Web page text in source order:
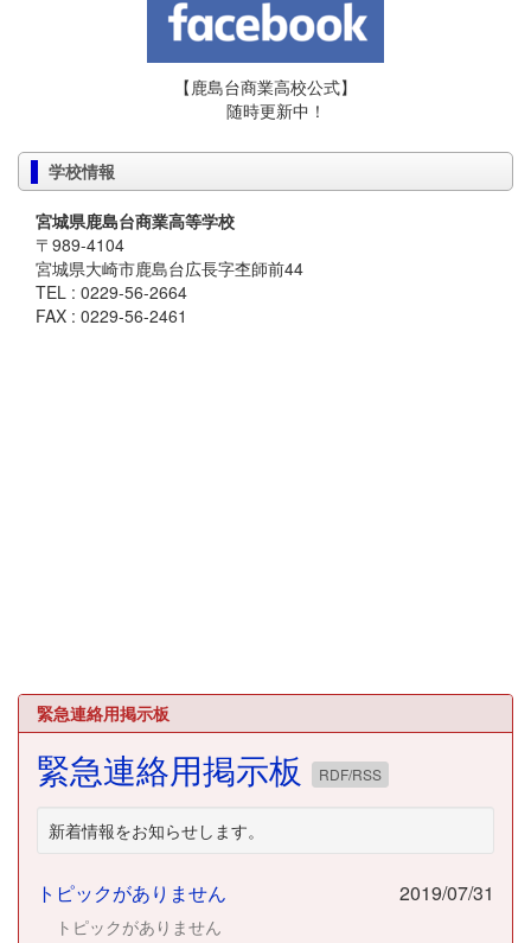
【鹿島台商業高校公式】
随時更新中！
学校情報
宮城県鹿島台商業高等学校
〒989-4104
宮城県大崎市鹿島台広長字杢師前44
TEL : 0229-56-2664
FAX : 0229-56-2461
緊急連絡用掲示板
緊急連絡用掲示板 RDF/RSS
新着情報をお知らせします。
トピックがありません 2019/07/31
トピックがありません